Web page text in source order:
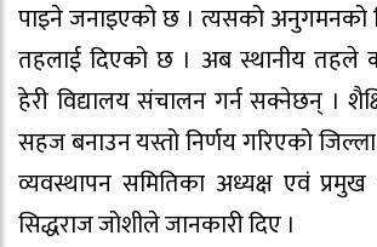
पाइने जनाइएको छ । त्यसको अनुगमनको
तहलाई दिएको छ । अब स्थानीय तहले
हेरी विद्यालय संचालन गर्न सक्नेछन् ।
सहज बनाउन यस्तो निर्णय गरिएको
व्यवस्थापन समितिका अध्यक्ष एवं प्रमुख
सिद्धराज जोशीले जानकारी दिए ।